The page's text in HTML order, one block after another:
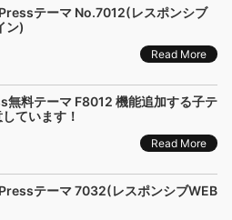
テーマ No.7012(レスポンシブ
ン)
Read More
料テーマ F8012 機能追加する子テ
ています！
Read More
テーマ 7032(レスポンシブWEB